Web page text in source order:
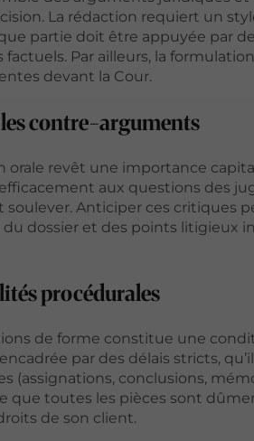
La rédaction requiert un
partie doit être appuyée par
Par ailleurs, la
devant la Cour.
contre-arguments
revêt une importance
aux questions des
Anticiper ces critiques
dossier et des points litigieux
procédurales
de forme constitue une
par des délais stricts,
(assignations, conclusions,
que toutes les pièces sont
de son client.